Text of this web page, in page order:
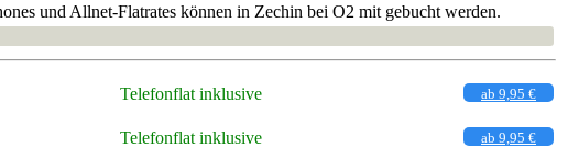
und Allnet-Flatrates können in Zechin bei O2 mit gebucht werden.
Telefonflat inklusive ab 9,95 €
Telefonflat inklusive ab 9,95 €